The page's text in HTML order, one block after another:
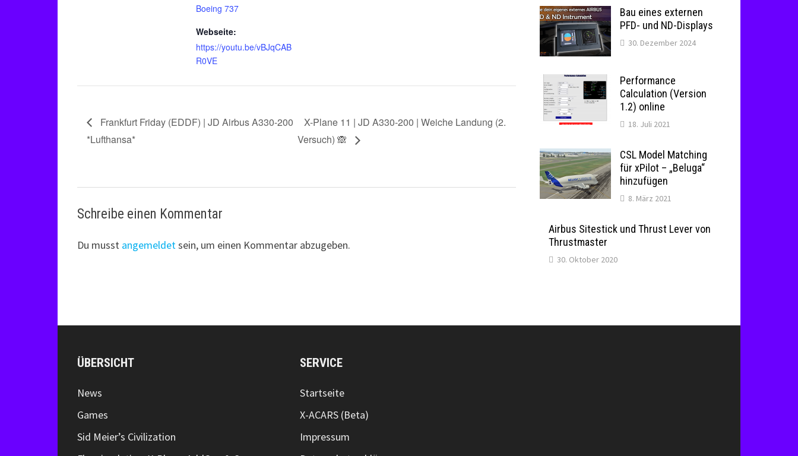
Boeing 737
Webseite:
https://youtu.be/vBJqCAB
R0VE
Frankfurt Friday (EDDF) | JD Airbus A330-200
*Lufthansa*
X-Plane 11 | JD A330-200 | Weiche Landung (2.
Versuch) 🙈
Schreibe einen Kommentar
Du musst angemeldetsein, um einen Kommentar abzugeben.
Bau eines externen
PFD- und ND-Displays
30. Dezember 2024
Performance
Calculation (Version
1.2) online
18. Juli 2021
CSL Model Matching
für xPilot – „Beluga“
hinzufügen
8. März 2021
Airbus Sitestick und Thrust Lever von
Thrustmaster
30. Oktober 2020
ÜBERSICHT
News
Games
Sid Meier’s Civilization
SERVICE
Startseite
X-ACARS (Beta)
Impressum